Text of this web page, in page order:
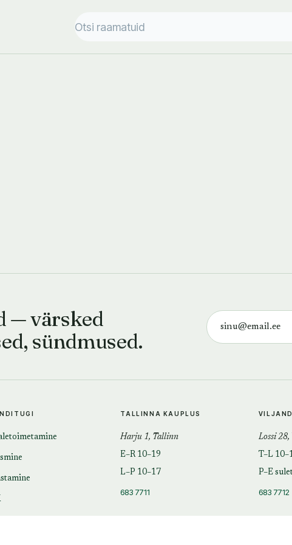
— värsked
sündmused.
TALLINNA KAUPLUS
Harju 1, Tallinn
E–R 10–19
L–P 10–17
683 7711
Lossi
T–L
P–E
683 7712